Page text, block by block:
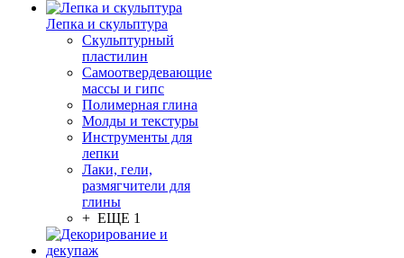
Лепка и скульптура
Скульптурный
пластилин
Самоотвердевающие
массы и гипс
Полимерная глина
Молды и текстуры
Инструменты для
лепки
Лаки, гели,
размягчители для
глины
+ ЕЩЕ 1